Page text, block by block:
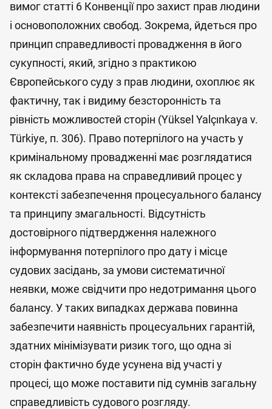
вимог статті 6 Конвенції про захист прав людини
і основоположних свобод. Зокрема, йдеться про
принцип справедливості провадження в його
сукупності, який, згідно з практикою
Європейського суду з прав людини, охоплює як
фактичну, так і видиму безсторонність та
рівність можливостей сторін (Yüksel Yalçınkaya v.
Türkiye, п. 306). Право потерпілого на участь у
кримінальному провадженні має розглядатися
як складова права на справедливий процес у
контексті забезпечення процесуального балансу
та принципу змагальності. Відсутність
достовірного підтвердження належного
інформування потерпілого про дату і місце
судових засідань, за умови систематичної
неявки, може свідчити про недотримання цього
балансу. У таких випадках держава повинна
забезпечити наявність процесуальних гарантій,
здатних мінімізувати ризик того, що одна зі
сторін фактично буде усунена від участі у
процесі, що може поставити під сумнів загальну
справедливість судового розгляду.